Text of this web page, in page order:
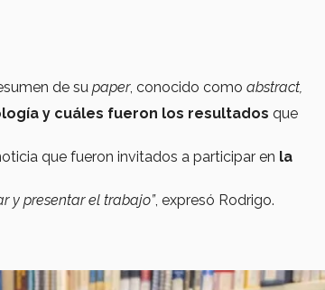
de su paper, conocido como abstract,
y cuáles fueron los resultados que
que fueron invitados a participar en la
y presentar el trabajo”, expresó Rodrigo.